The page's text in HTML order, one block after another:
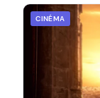
CINÉMA